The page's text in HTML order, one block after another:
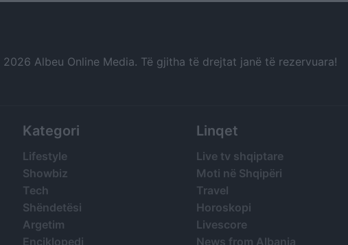
2026 Albeu Online Media. Të gjitha të drejtat janë të rezervuara!
Kategori
Lifestyle
Showbiz
Tech
Shëndetësi
Argetim
Enciklopedi
Linqet
Live tv shqiptare
Moti në Shqipëri
Travel
Horoskopi
Livescore
News from Albania